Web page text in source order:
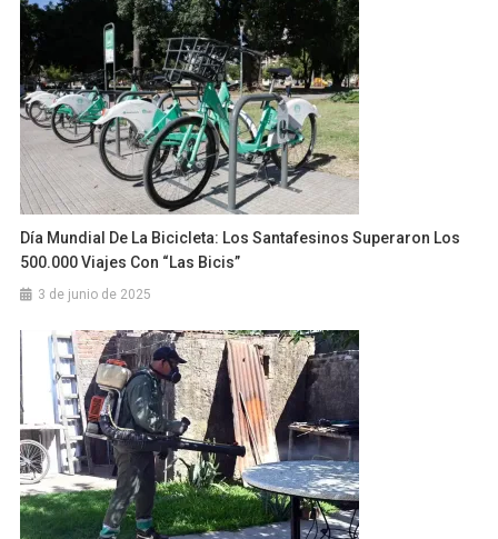
Día Mundial De La Bicicleta: Los Santafesinos Superaron Los
500.000 Viajes Con “Las Bicis”
3 de junio de 2025